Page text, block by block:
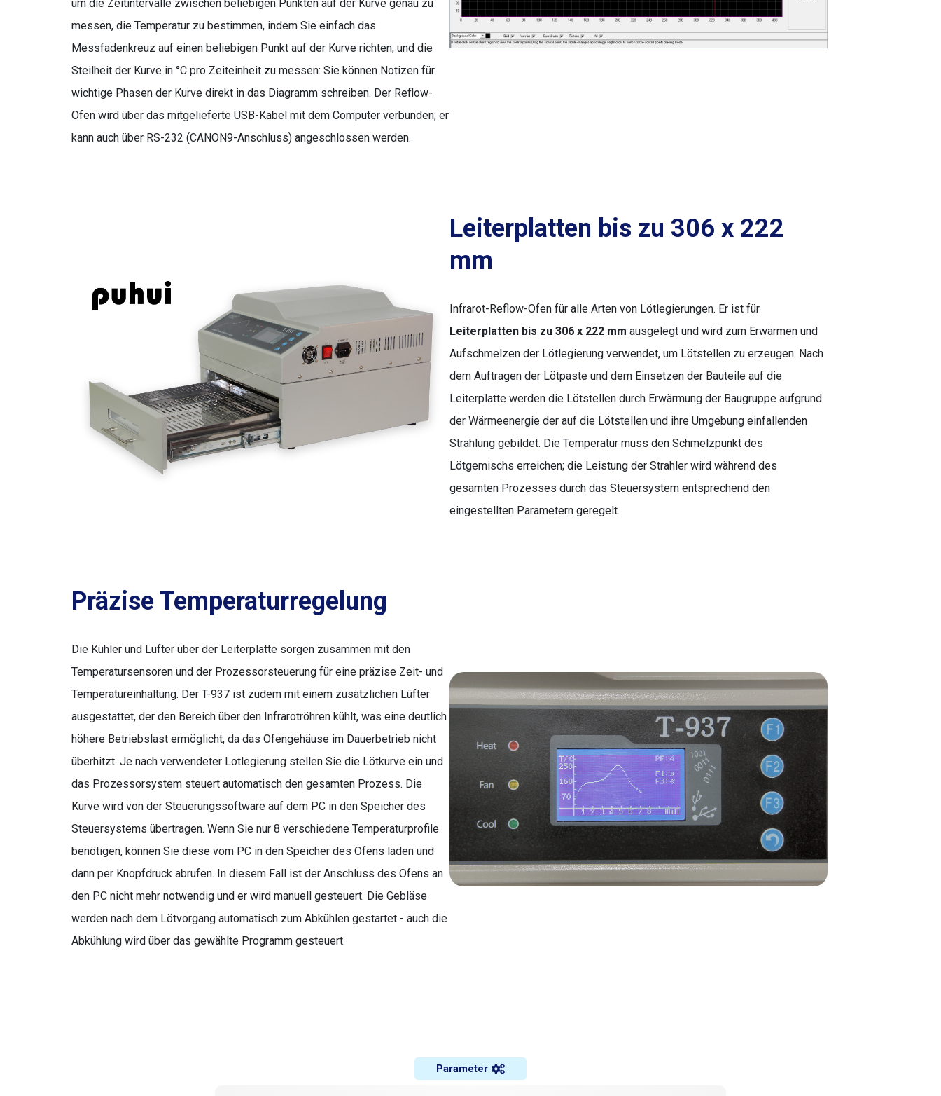
um die Zeitintervalle zwischen beliebigen Punkten auf der Kurve genau zu
messen, die Temperatur zu bestimmen, indem Sie einfach das
Messfadenkreuz auf einen beliebigen Punkt auf der Kurve richten, und die
Steilheit der Kurve in °C pro Zeiteinheit zu messen: Sie können Notizen für
wichtige Phasen der Kurve direkt in das Diagramm schreiben. Der Reflow-
Ofen wird über das mitgelieferte USB-Kabel mit dem Computer verbunden; er
kann auch über RS-232 (CANON9-Anschluss) angeschlossen werden.
Leiterplatten bis zu 306 x 222
mm
Infrarot-Reflow-Ofen für alle Arten von Lötlegierungen. Er ist für
Leiterplatten bis zu 306 x 222 mm ausgelegt und wird zum Erwärmen und
Aufschmelzen der Lötlegierung verwendet, um Lötstellen zu erzeugen. Nach
dem Auftragen der Lötpaste und dem Einsetzen der Bauteile auf die
Leiterplatte werden die Lötstellen durch Erwärmung der Baugruppe aufgrund
der Wärmeenergie der auf die Lötstellen und ihre Umgebung einfallenden
Strahlung gebildet. Die Temperatur muss den Schmelzpunkt des
Lötgemischs erreichen; die Leistung der Strahler wird während des
gesamten Prozesses durch das Steuersystem entsprechend den
eingestellten Parametern geregelt.
Präzise Temperaturregelung
Die Kühler und Lüfter über der Leiterplatte sorgen zusammen mit den
Temperatursensoren und der Prozessorsteuerung für eine präzise Zeit- und
Temperatureinhaltung. Der T-937 ist zudem mit einem zusätzlichen Lüfter
ausgestattet, der den Bereich über den Infrarotröhren kühlt, was eine deutlich
höhere Betriebslast ermöglicht, da das Ofengehäuse im Dauerbetrieb nicht
überhitzt. Je nach verwendeter Lotlegierung stellen Sie die Lötkurve ein und
das Prozessorsystem steuert automatisch den gesamten Prozess. Die
Kurve wird von der Steuerungssoftware auf dem PC in den Speicher des
Steuersystems übertragen. Wenn Sie nur 8 verschiedene Temperaturprofile
benötigen, können Sie diese vom PC in den Speicher des Ofens laden und
dann per Knopfdruck abrufen. In diesem Fall ist der Anschluss des Ofens an
den PC nicht mehr notwendig und er wird manuell gesteuert. Die Gebläse
werden nach dem Lötvorgang automatisch zum Abkühlen gestartet - auch die
Abkühlung wird über das gewählte Programm gesteuert.
Parameter